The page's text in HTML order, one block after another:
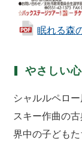
眠れる森
やさしい
シャルルペロ
スキー作曲の
界中の子ども